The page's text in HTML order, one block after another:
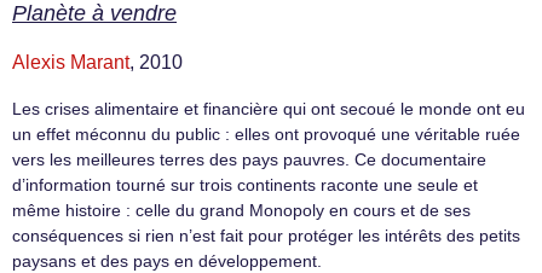
Planète à vendre
Alexis Marant, 2010
Les crises alimentaire et financière qui ont secoué le monde ont eu
un effet méconnu du public : elles ont provoqué une véritable ruée
vers les meilleures terres des pays pauvres. Ce documentaire
d’information tourné sur trois continents raconte une seule et
même histoire : celle du grand Monopoly en cours et de ses
conséquences si rien n’est fait pour protéger les intérêts des petits
paysans et des pays en développement.